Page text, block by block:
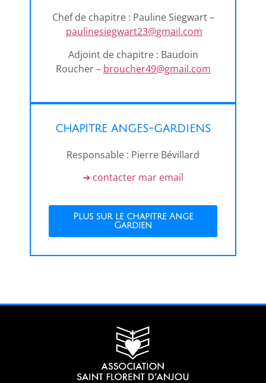
Chef de chapitre : Pauline Siegwart –
paulinesiegwart23@gmail.com
Adjoint de chapitre : Baudoin
Roucher – broucher49@gmail.com
CHAPITRE ANGES-GARDIENS
Responsable : Pierre Bévillard
➔ contacter mar email
Plus sur le chapitre Ange
Gardien